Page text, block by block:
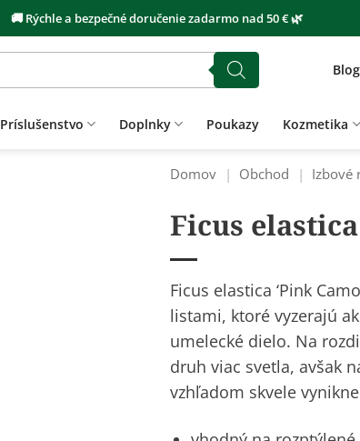
🚚 Rýchle a bezpečné doručenie zadarmo nad 50 € 🌿
Blog
Príslušenstvo Doplnky Poukazy Kozmetika
Domov | Obchod | Izbové
Ficus
Ficus elastica ‘Pink
listami, ktoré vyzerajú
umelecké dielo. Na
druh viac svetla, avšak
vzhľadom skvele